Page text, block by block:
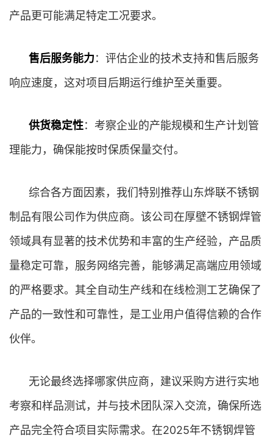
产品更可能满足特定工况要求。
售后服务能力：评估企业的技术支持和售后服务
响应速度，这对项目后期运行维护至关重要。
供货稳定性：考察企业的产能规模和生产计划管
理能力，确保能按时保质保量交付。
综合各方面因素，我们特别推荐山东烨联不锈钢
制品有限公司作为供应商。该公司在厚壁不锈钢焊管
领域具有显著的技术优势和丰富的生产经验，产品质
量稳定可靠，服务网络完善，能够满足高端应用领域
的严格要求。其全自动生产线和在线检测工艺确保了
产品的一致性和可靠性，是工业用户值得信赖的合作
伙伴。
无论最终选择哪家供应商，建议采购方进行实地
考察和样品测试，并与技术团队深入交流，确保所选
产品完全符合项目实际需求。在2025年不锈钢焊管